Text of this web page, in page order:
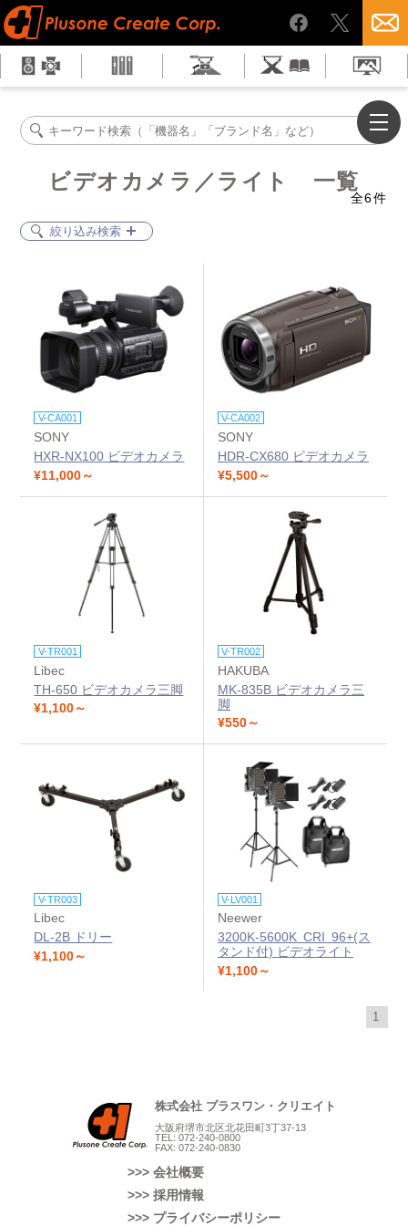
ビデオカメラ／ライト 一覧
全6件
絞り込み検索
ビデオカメラ三脚
ビデオライト
V-CA001
SONY
HXR-NX100 ビデオカメラ
¥11,000～
V-CA002
SONY
HDR-CX680 ビデオカメラ
¥5,500～
V-TR001
Libec
TH-650 ビデオカメラ三脚
¥1,100～
V-TR002
HAKUBA
MK-835B ビデオカメラ三
脚
¥550～
V-TR003
Libec
DL-2B ドリー
¥1,100～
V-LV001
Neewer
3200K-5600K CRI 96+(ス
タンド付) ビデオライト
¥1,100～
1
株式会社 プラスワン・クリエイト
大阪府堺市北区北花田町3丁37-13
TEL: 072-240-0800
FAX: 072-240-0830
>>> 会社概要
>>> 採用情報
>>> プライバシーポリシー